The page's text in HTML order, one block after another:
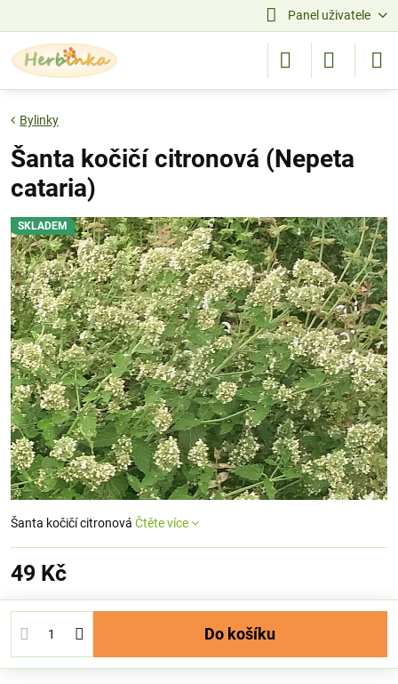
Panel uživatele
SKLADEM
Bylinky
Šanta kočičí citronová (Nepeta
cataria)
Šanta kočičí citronová Čtěte více
49 Kč
Do košíku